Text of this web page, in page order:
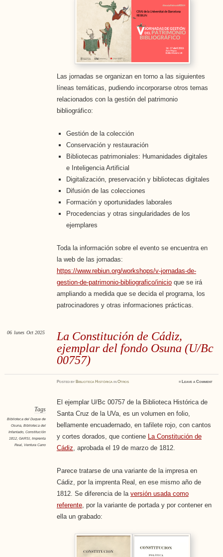
Las jornadas se organizan en torno a las siguientes
líneas temáticas, pudiendo incorporarse otros temas
relacionados con la gestión del patrimonio
bibliográfico:
Gestión de la colección
Conservación y restauración
Bibliotecas patrimoniales: Humanidades digitales
e Inteligencia Artificial
Digitalización, preservación y bibliotecas digitales
Difusión de las colecciones
Formación y oportunidades laborales
Procedencias y otras singularidades de los
ejemplares
Toda la información sobre el evento se encuentra en
la web de las jornadas:
https://www.rebiun.org/workshops/v-jornadas-de-
gestion-de-patrimonio-bibliografico/inicioque se irá
ampliando a medida que se decida el programa, los
patrocinadores y otras informaciones prácticas.
La Constitución de Cádiz,
ejemplar del fondo Osuna (U/Bc
00757)
06 lunes Oct 2025
PostedbyBiblioteca Histórica inOtros ≈Leave a Comment
Tags
Biblioteca del Duque de
Osuna, Biblioteca del
Infantado, Constitución
1812, GARSI, Imprenta
Real, Ventura Cano
El ejemplar U/Bc 00757 de la Biblioteca Histórica de
Santa Cruz de la UVa, es un volumen en folio,
bellamente encuadernado, en tafilete rojo, con cantos
y cortes dorados, que contiene La Constitución de
Cádiz , aprobada el 19 de marzo de 1812.
Parece tratarse de una variante de la impresa en
Cádiz, por la imprenta Real, en ese mismo año de
1812. Se diferencia de la versión usada como
referente, por la variante de portada y por contener en
ella un grabado: